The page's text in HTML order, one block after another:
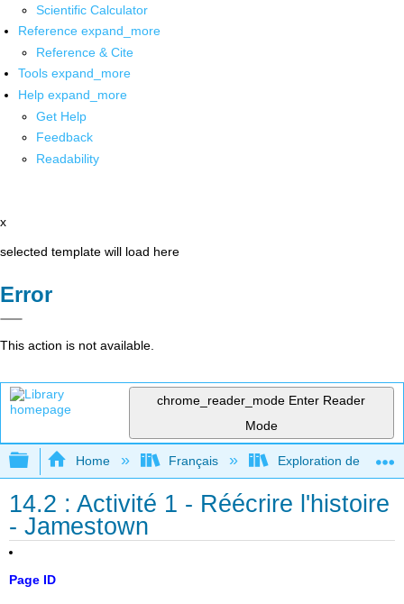
Scientific Calculator
Reference expand_more
Reference & Cite
Tools expand_more
Help expand_more
Get Help
Feedback
Readability
x
selected template will load here
Error
This action is not available.
chrome_reader_mode Enter Reader
Mode
Expand/collapse global hierarchy
Home Français Exploration de
14.2 : Activité 1 - Réécrire l'histoire
- Jamestown
Page ID